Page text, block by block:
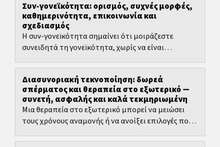
Συν-γονεϊκότητα: ορισμός, συχνές μορφές,
καθημερινότητα, επικοινωνία και
σχεδιασμός
Η συν-γονεϊκότητα σημαίνει ότι μοιράζεστε
συνειδητά τη γονεϊκότητα, χωρίς να είναι
Διασυνοριακή τεκνοποίηση: δωρεά
σπέρματος και θεραπεία στο εξωτερικό —
συνετή, ασφαλής και καλά τεκμηριωμένη
Μια θεραπεία στο εξωτερικό μπορεί να μειώσει
τους χρόνους αναμονής ή να ανοίξει επιλογές που